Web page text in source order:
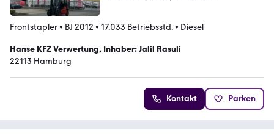
Frontstapler• BJ 2012 • 17.033 Betriebsstd.• Diesel
Hanse KFZ Verwertung, Inhaber: Jalil Rasuli
22113 Hamburg
Kontakt Parken